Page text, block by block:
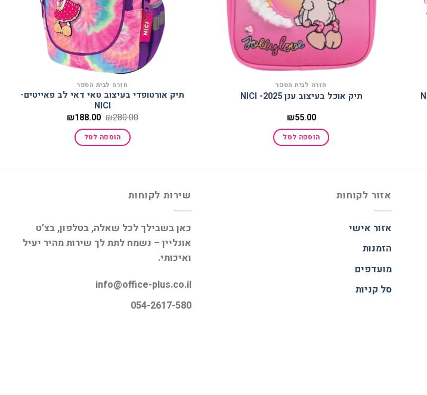
חזרה לבית הספר
תיק אוכל בעיצוב ענן 2025- NICI
₪55.00
הוספה לסל
חזרה לבית הספר
תיק אורטופדי בעיצוב טאי דאי לב פאייטים-
NICI
₪280.00 המחיר
היה:
₪280.00.
₪188.00
הוספה לסל
אזור לקוחות
אזור אישי
הזמנות
מועדפים
סל קניות
שירות לקוחות
כאן בשבילך לכל שאלה, בטלפון, בצ’ט
אונליין – נשמח לתת לך שירות מהיר יעיל
ואיכותי.
info@office-plus.co.il
054-2617-580